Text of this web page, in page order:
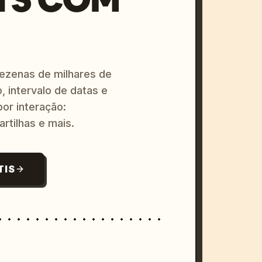
de milhares de
intervalo de datas e
interação:
e mais.